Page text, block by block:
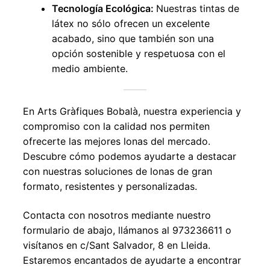
Tecnología Ecológica: Nuestras tintas de
látex no sólo ofrecen un excelente
acabado, sino que también son una
opción sostenible y respetuosa con el
medio ambiente.
En Arts Gràfiques Bobalà, nuestra experiencia y
compromiso con la calidad nos permiten
ofrecerte las mejores lonas del mercado.
Descubre cómo podemos ayudarte a destacar
con nuestras soluciones de lonas de gran
formato, resistentes y personalizadas.
Contacta con nosotros mediante nuestro
formulario de abajo, llámanos al 973236611 o
visítanos en c/Sant Salvador, 8 en Lleida.
Estaremos encantados de ayudarte a encontrar